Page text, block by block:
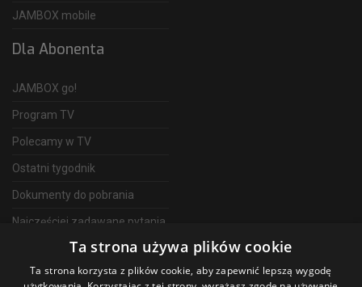
JAMBOX mobile
Dla Abonenta
JAMBOX go!
Program TV
Polecamy w TV
Ostatni tygodnik
Dokumenty do pobrania
Najczęściej zadawane pytania
Telewizja Światłowodowa
Ta strona używa plików cookie
Ta strona korzysta z plików cookie, aby zapewnić lepszą wygodę